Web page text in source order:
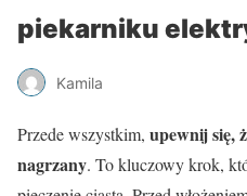
piekarniku
Kamila
Przede wszystkim, upewnij się,
nagrzany. To kluczowy krok,